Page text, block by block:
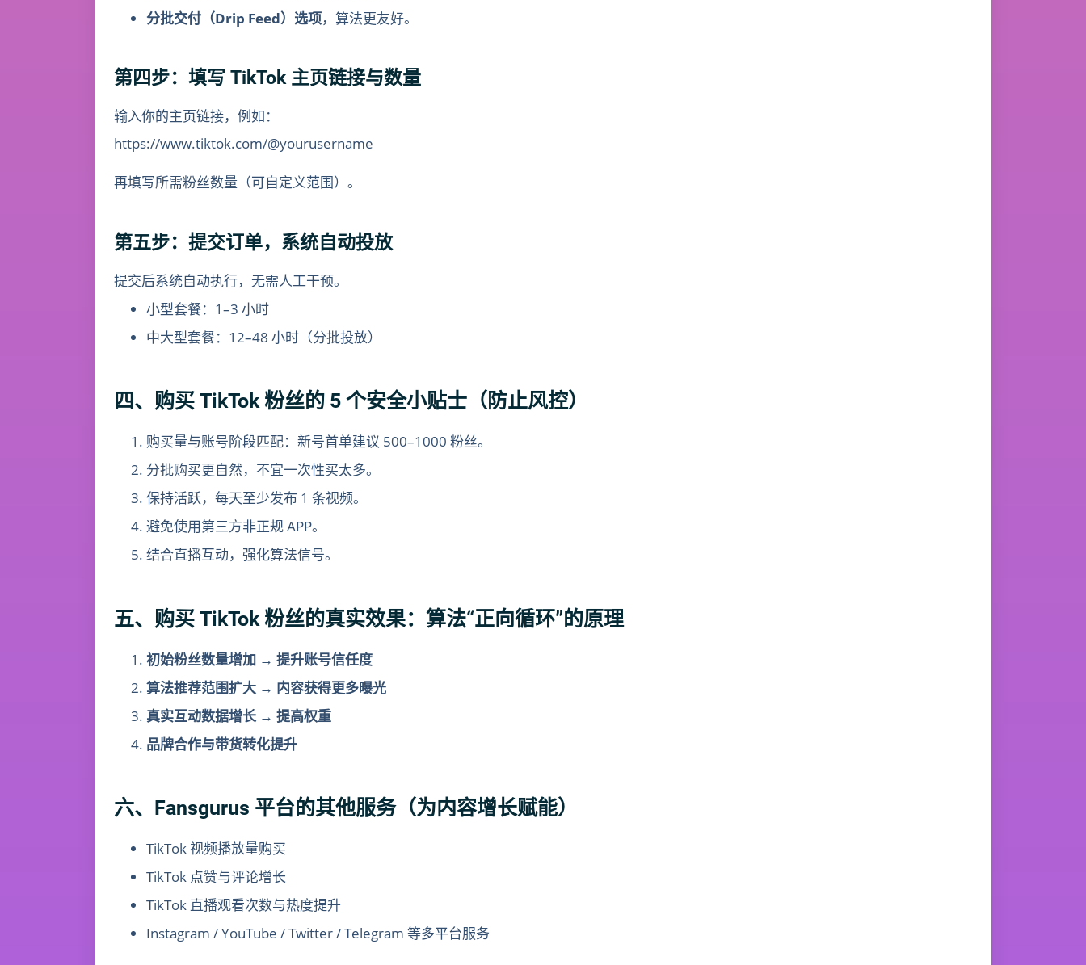
分批交付（Drip Feed）选项，算法更友好。
第四步：填写 TikTok 主页链接与数量
输入你的主页链接，例如：
https://www.tiktok.com/@yourusername
再填写所需粉丝数量（可自定义范围）。
第五步：提交订单，系统自动投放
提交后系统自动执行，无需人工干预。
小型套餐：1–3 小时
中大型套餐：12–48 小时（分批投放）
四、购买 TikTok 粉丝的 5 个安全小贴士（防止风控）
购买量与账号阶段匹配：新号首单建议 500–1000 粉丝。
分批购买更自然，不宜一次性买太多。
保持活跃，每天至少发布 1 条视频。
避免使用第三方非正规 APP。
结合直播互动，强化算法信号。
五、购买 TikTok 粉丝的真实效果：算法“正向循环”的原理
初始粉丝数量增加 → 提升账号信任度
算法推荐范围扩大 → 内容获得更多曝光
真实互动数据增长 → 提高权重
品牌合作与带货转化提升
六、Fansgurus 平台的其他服务（为内容增长赋能）
TikTok 视频播放量购买
TikTok 点赞与评论增长
TikTok 直播观看次数与热度提升
Instagram / YouTube / Twitter / Telegram 等多平台服务